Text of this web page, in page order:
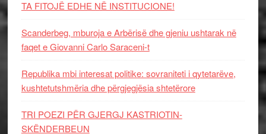
TA FITOJË EDHE NË INSTITUCIONE!
Scanderbeg, mburoja e Arbërisë dhe gjeniu ushtarak në
faqet e Giovanni Carlo Saraceni-t
Republika mbi interesat politike: sovraniteti i qytetarëve,
kushtetutshmëria dhe përgjegjësia shtetërore
TRI POEZI PËR GJERGJ KASTRIOTIN-
SKËNDERBEUN